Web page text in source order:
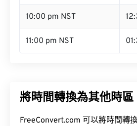
10:00 pm NST
11:00 pm NST
將時間轉換為其他時區
FreeConvert.com 可以將時間轉